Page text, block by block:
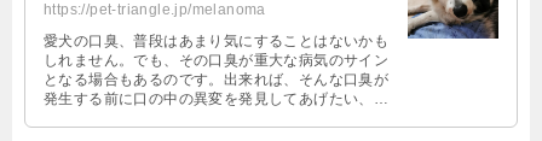
https://pet-triangle.jp/melanoma
愛犬の口臭、普段はあまり気にすることはないかも
しれません。でも、その口臭が重大な病気のサイン
となる場合もあるのです。出来れば、そんな口臭が
発生する前に口の中の異変を発見してあげたい、そ